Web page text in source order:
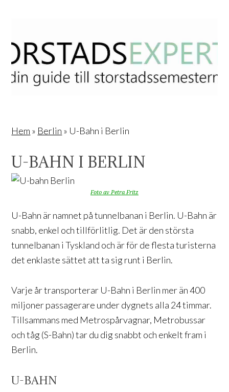
Hem » Berlin » U-Bahn i Berlin
U-BAHN I BERLIN
Foto av Petra Fritz
U-Bahn är namnet på tunnelbanan i Berlin. U-Bahn är
snabb, enkel och tillförlitlig. Det är den största
tunnelbanan i Tyskland och är för de flesta turisterna
det enklaste sättet att ta sig runt i Berlin.
Varje år transporterar U-Bahn i Berlin mer än 400
miljoner passagerare under dygnets alla 24 timmar.
Tillsammans med Metrospårvagnar, Metrobussar
och tåg (S-Bahn) tar du dig snabbt och enkelt fram i
Berlin.
U-BAHN